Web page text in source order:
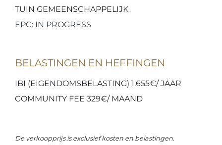
TUIN GEMEENSCHAPPELIJK
EPC: IN PROGRESS
BELASTINGEN EN HEFFINGEN
IBI (EIGENDOMSBELASTING) 1.655€/ JAAR
COMMUNITY FEE 329€/ MAAND
De verkoopprijs is exclusief kosten en belastingen.